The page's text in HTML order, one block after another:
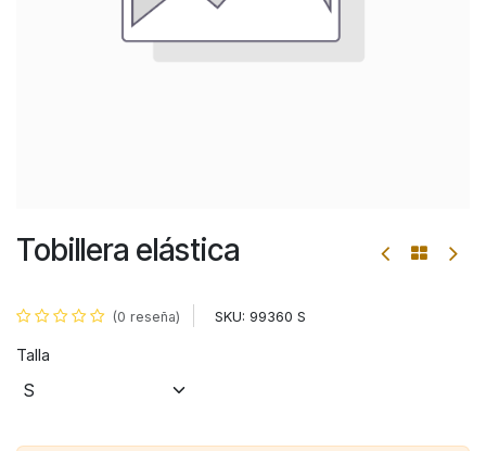
Tobillera elástica
(0 reseña) SKU: 99360 S
Talla